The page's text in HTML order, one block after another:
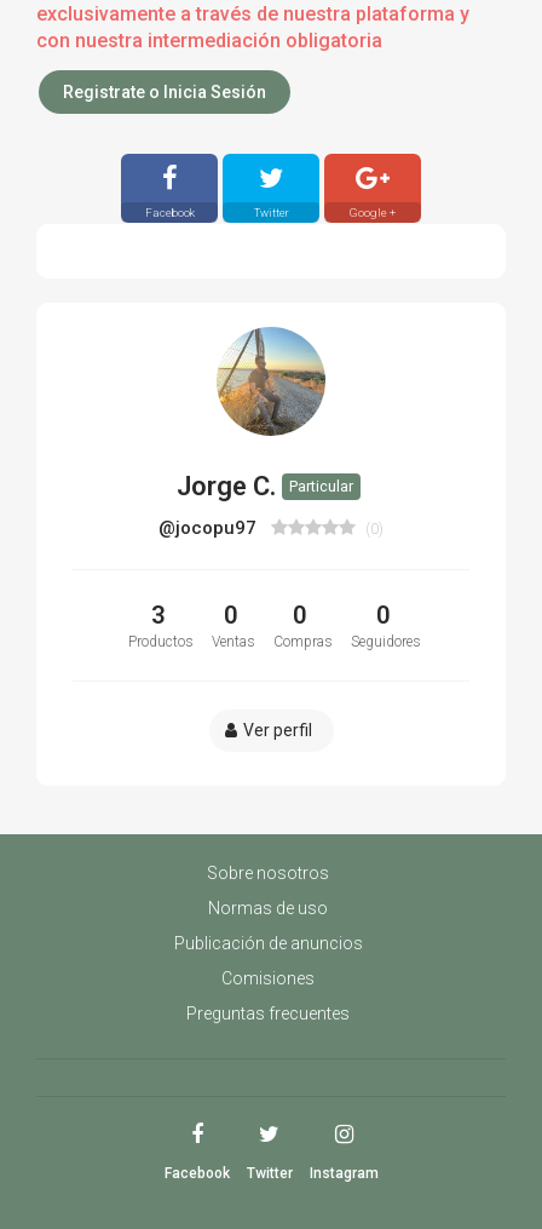
exclusivamente a través de nuestra plataforma y
con nuestra intermediación obligatoria
Registrate o Inicia Sesión
Facebook Twitter Google +
Jorge C. Particular
@jocopu97 (0)
3
Productos
0
Ventas
0
Compras
0
Seguidores
Ver perfil
Sobre nosotros
Normas de uso
Publicación de anuncios
Comisiones
Preguntas frecuentes
Facebook Twitter Instagram